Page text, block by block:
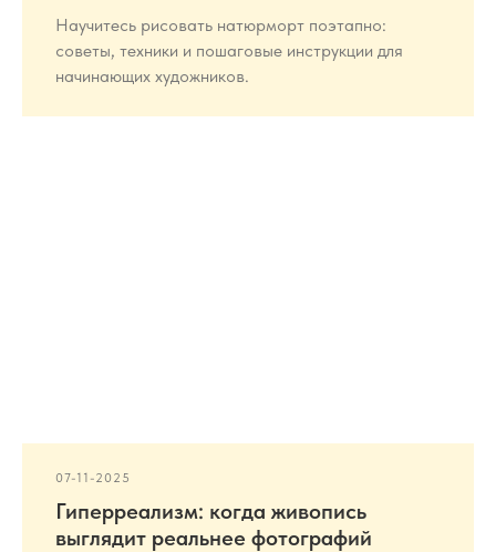
Научитесь рисовать натюрморт поэтапно:
советы, техники и пошаговые инструкции для
начинающих художников.
07-11-2025
Гиперреализм: когда живопись
выглядит реальнее фотографий